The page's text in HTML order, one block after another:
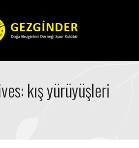
kış yürüyüşleri